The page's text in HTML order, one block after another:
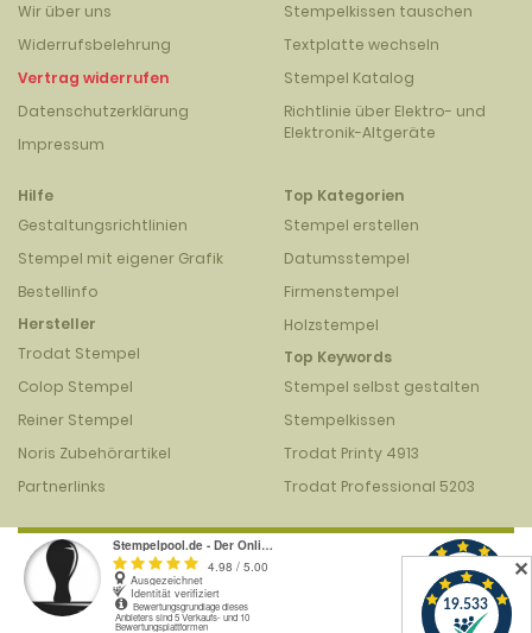
Wir über uns
Widerrufsbelehrung
Vertrag widerrufen
Datenschutzerklärung
Impressum
Stempelkissen tauschen
Textplatte wechseln
Stempel Katalog
Richtlinie über Elektro- und
Elektronik-Altgeräte
Hilfe
Gestaltungsrichtlinien
Stempel mit eigener Grafik
Bestellinfo
Hersteller
Trodat Stempel
Colop Stempel
Reiner Stempel
Noris Zubehörartikel
Partnerlinks
Top Kategorien
Stempel erstellen
Datumsstempel
Firmenstempel
Holzstempel
Top Keywords
Stempel selbst gestalten
Stempelkissen
Trodat Printy 4913
Trodat Professional 5203
✕